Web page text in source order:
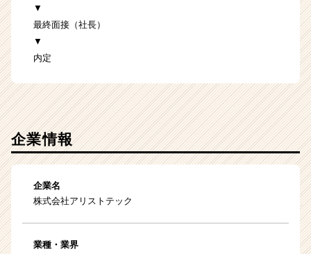
▼
最終面接（社長）
▼
内定
企業情報
企業名
株式会社アリストテック
業種・業界